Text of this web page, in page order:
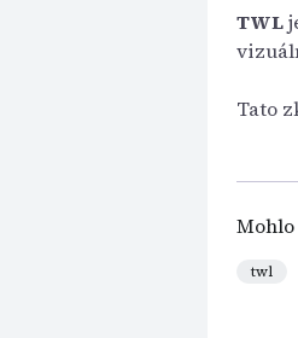
TWL
Tato
twl